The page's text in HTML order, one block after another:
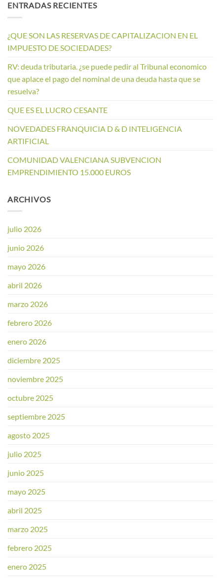
ENTRADAS RECIENTES
¿QUE SON LAS RESERVAS DE CAPITALIZACION EN EL
IMPUESTO DE SOCIEDADES?
RV: deuda tributaria. ¿se puede pedir al Tribunal economico
que aplace el pago del nominal de una deuda hasta que se
resuelva?
QUE ES EL LUCRO CESANTE
NOVEDADES FRANQUICIA D & D INTELIGENCIA
ARTIFICIAL
COMUNIDAD VALENCIANA SUBVENCION
EMPRENDIMIENTO 15.000 EUROS
ARCHIVOS
julio 2026
junio 2026
mayo 2026
abril 2026
marzo 2026
febrero 2026
enero 2026
diciembre 2025
noviembre 2025
octubre 2025
septiembre 2025
agosto 2025
julio 2025
junio 2025
mayo 2025
abril 2025
marzo 2025
febrero 2025
enero 2025